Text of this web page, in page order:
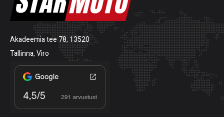
Akadeemia tee 78, 13520
Tallinna, Viro